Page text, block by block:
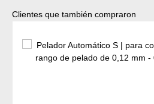
Omitir la galería de productos
Clientes que también compraron